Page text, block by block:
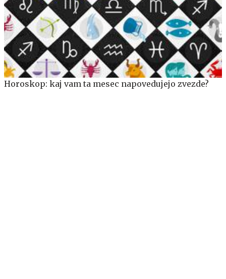
Horoskop: kaj vam ta mesec napovedujejo zvezde?